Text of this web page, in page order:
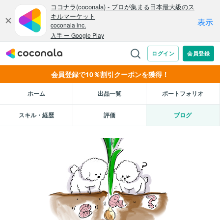
会員登録で10％割引クーポンを獲得！
ホーム 出品一覧 ポートフォリオ
スキル・経歴 評価 ブログ